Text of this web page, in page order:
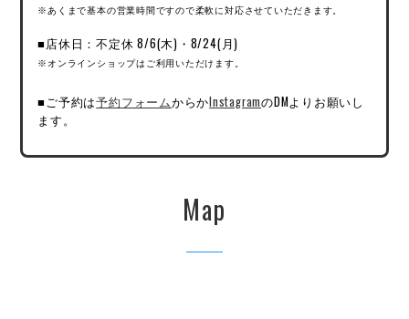
※あくまで基本の営業時間ですので柔軟に対応させていただきます。
■店休日：不定休 8/6(木)・8/24(月)
※オンラインショップはご利用いただけます。
■ご予約は予約フォームからかInstagramのDMよりお願いし
ます。
Map